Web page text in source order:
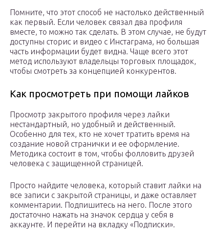
Помните, что этот способ не настолько действенный
как первый. Если человек связал два профиля
вместе, то можно так сделать. В этом случае, не будут
доступны сторис и видео с Инстаграма, но большая
часть информации будет видна. Чаще всего этот
метод используют владельцы торговых площадок,
чтобы смотреть за концепцией конкурентов.
Как просмотреть при помощи лайков
Просмотр закрытого профиля через лайки
нестандартный, но удобный и действенный.
Особенно для тех, кто не хочет тратить время на
создание новой странички и ее оформление.
Методика состоит в том, чтобы фолловить друзей
человека с защищенной страницей.
Просто найдите человека, который ставит лайки на
все записи с закрытой страницы, и даже оставляет
комментарии. Подпишитесь на него. После этого
достаточно нажать на значок сердца у себя в
аккаунте. И перейти на вкладку «Подписки».